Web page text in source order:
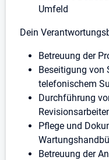
Umfeld
Dein
Betreuung der
Beseitigung von
telefonischem
Durchführung
Pflege und
Betreuung der